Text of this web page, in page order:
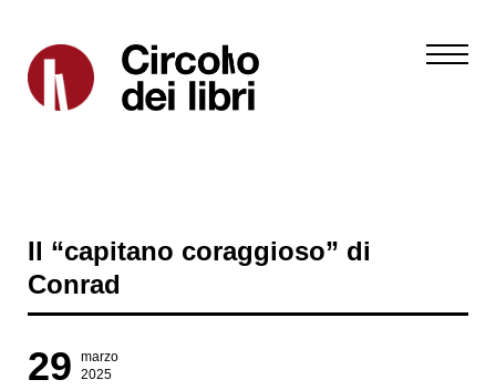
Il “capitano coraggioso” di
Conrad
29
marzo
2025